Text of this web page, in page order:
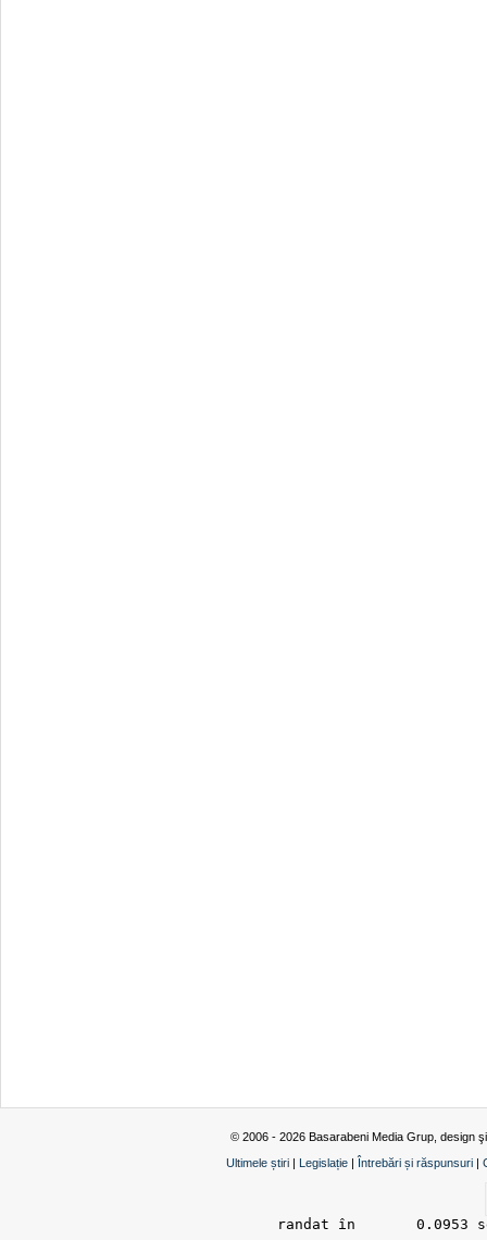
© 2006 - 2026 Basarabeni Media Grup, design
Ultimele știri | Legislație | Întrebări și răspunsuri |
randat în